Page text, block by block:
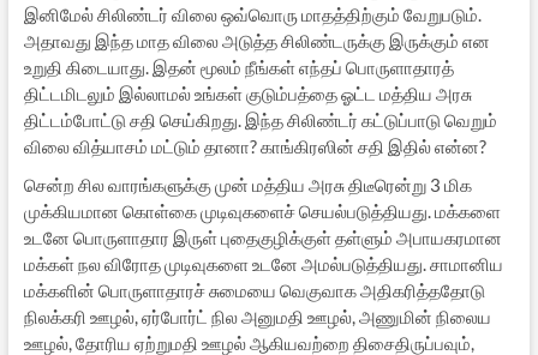
இனிமேல் சிலிண்டர் விலை ஒவ்வொரு மாதத்திற்கும் வேறுபடும்.
அதாவது இந்த மாத விலை அடுத்த சிலிண்டருக்கு இருக்கும் என
உறுதி கிடையாது. இதன் மூலம் நீங்கள் எந்தப் பொருளாதாரத்
திட்டமிடலும் இல்லாமல் உங்கள் குடும்பத்தை ஓட்ட மத்திய அரசு
திட்டம்போட்டு சதி செய்கிறது. இந்த சிலிண்டர் கட்டுப்பாடு வெறும்
விலை வித்யாசம் மட்டும் தானா? காங்கிரஸின் சதி இதில் என்ன?
சென்ற சில வாரங்களுக்கு முன் மத்திய அரசு திடீரென்று 3 மிக
முக்கியமான கொள்கை முடிவுகளைச் செயல்படுத்தியது. மக்களை
உடனே பொருளாதார இருள் புதைகுழிக்குள் தள்ளும் அபாயகரமான
மக்கள் நல விரோத முடிவுகளை உடனே அமல்படுத்தியது. சாமானிய
மக்களின் பொருளாதாரச் சுமையை வெகுவாக அதிகரித்ததோடு
நிலக்கரி ஊழல், ஏர்போர்ட் நில அனுமதி ஊழல், அணுமின் நிலைய
ஊழல், தோரிய ஏற்றுமதி ஊழல் ஆகியவற்றை திசைதிருப்பவும்,